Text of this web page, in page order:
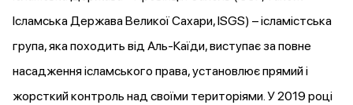
Ісламська Держава Великої Сахари, ISGS) – ісламістська
група, яка походить від Аль-Каїди,виступає за повне
насадження ісламського права,установлюєпрямий і
жорсткий контроль над своїми територіями. У 2019 році